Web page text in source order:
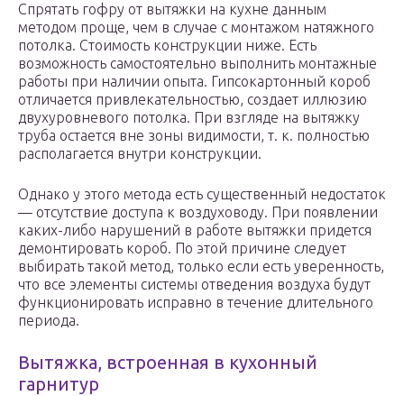
Спрятать гофру от вытяжки на кухне данным
методом проще, чем в случае с монтажом натяжного
потолка. Стоимость конструкции ниже. Есть
возможность самостоятельно выполнить монтажные
работы при наличии опыта. Гипсокартонный короб
отличается привлекательностью, создает иллюзию
двухуровневого потолка. При взгляде на вытяжку
труба остается вне зоны видимости, т. к. полностью
располагается внутри конструкции.
Однако у этого метода есть существенный недостаток
— отсутствие доступа к воздуховоду. При появлении
каких-либо нарушений в работе вытяжки придется
демонтировать короб. По этой причине следует
выбирать такой метод, только если есть уверенность,
что все элементы системы отведения воздуха будут
функционировать исправно в течение длительного
периода.
Вытяжка, встроенная в кухонный
гарнитур